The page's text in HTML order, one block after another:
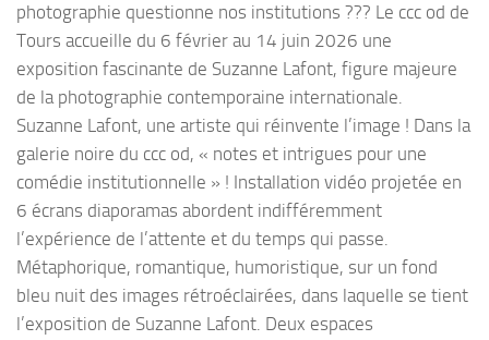
photographie questionne nos institutions ??? Le ccc od de
Tours accueille du 6 février au 14 juin 2026 une
exposition fascinante de Suzanne Lafont, figure majeure
de la photographie contemporaine internationale.
Suzanne Lafont, une artiste qui réinvente l’image ! Dans la
galerie noire du ccc od, « notes et intrigues pour une
comédie institutionnelle » ! Installation vidéo projetée en
6 écrans diaporamas abordent indifféremment
l’expérience de l’attente et du temps qui passe.
Métaphorique, romantique, humoristique, sur un fond
bleu nuit des images rétroéclairées, dans laquelle se tient
l’exposition de Suzanne Lafont. Deux espaces